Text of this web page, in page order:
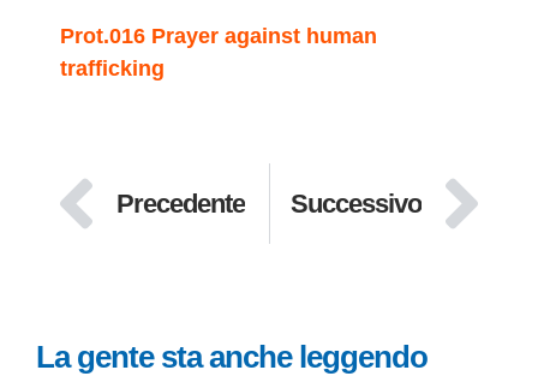
Prot.016 Prayer against human
trafficking
Precedente Successivo
La gente sta anche leggendo